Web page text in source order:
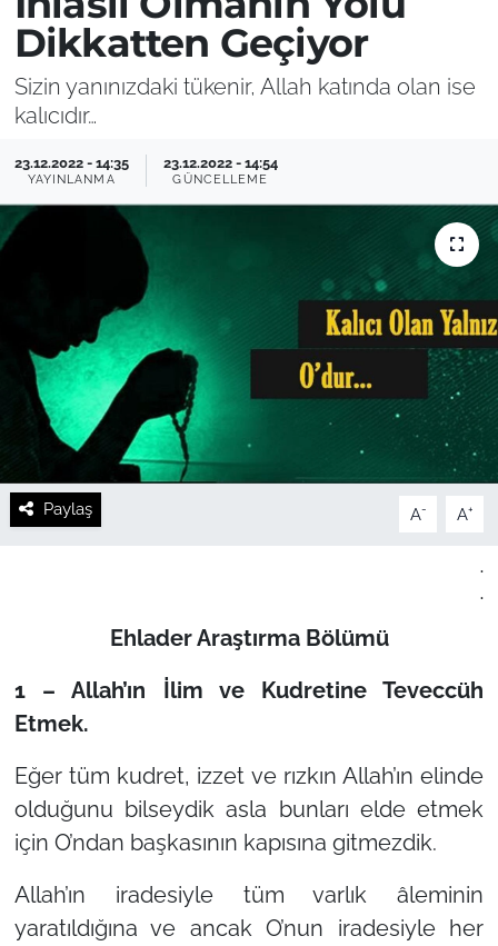
Dikkatten Geçiyor
Sizin yanınızdaki tükenir, Allah katında olan ise
kalıcıdır…
23.12.2022 - 14:35
YAYINLANMA
23.12.2022 - 14:54
GÜNCELLEME
Paylaş A- A+
.
.
Ehlader Araştırma Bölümü
1 – Allah’ın İlim ve Kudretine Teveccüh
Etmek.
Eğer tüm kudret, izzet ve rızkın Allah’ın elinde
olduğunu bilseydik asla bunları elde etmek
için O’ndan başkasının kapısına gitmezdik.
Allah’ın iradesiyle tüm varlık âleminin
yaratıldığına ve ancak O’nun iradesiyle her